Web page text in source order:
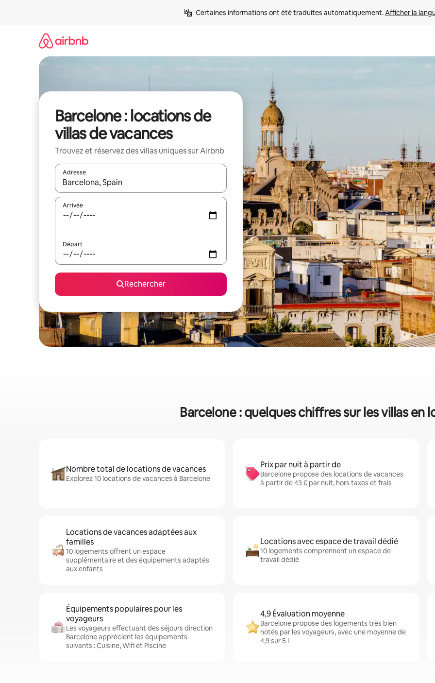
Certaines informations ont été traduites automatiquement. Afficher la
Barcelone : locations de
villas de vacances
Trouvez et réservez des villas uniques sur Airbnb
Adresse
Lorsque les résultats s'affichent, utilisez les flèches vers le haut et vers le bas pour les parcourir ou en appuyant et en
Arrivée
Départ
Rechercher
Barcelone : quelques chiffres sur les villas en
Nombre total de locations de vacances
Explorez 10 locations de vacances à Barcelone
Prix par nuit à partir de
Barcelone propose des locations de vacances
à partir de 43 € par nuit, hors taxes et frais
Locations de vacances adaptées aux
familles
10 logements offrent un espace
supplémentaire et des équipements adaptés
aux enfants
Locations avec espace de travail dédié
10 logements comprennent un espace de
travail dédié
Équipements populaires pour les
voyageurs
Les voyageurs effectuant des séjours direction
Barcelone apprécient les équipements
suivants : Cuisine, Wifi et Piscine
4,9 Évaluation moyenne
Barcelone propose des logements très bien
notés par les voyageurs, avec une moyenne de
4,9 sur 5 !